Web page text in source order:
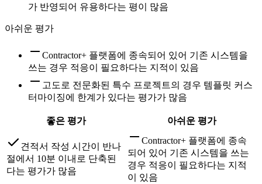
가 반영되어 유용하다는 평이 많음
아쉬운 평가
Contractor+ 플랫폼에 종속되어 있어 기존 시스템을
쓰는 경우 적응이 필요하다는 지적이 있음
고도로 전문화된 특수 프로젝트의 경우 템플릿 커스
터마이징에 한계가 있다는 평가가 많음
좋은 평가 아쉬운 평가
견적서 작성 시간이 반나
절에서 10분 이내로 단축된
다는 평가가 많음
Contractor+ 플랫폼에 종속
되어 있어 기존 시스템을 쓰는
경우 적응이 필요하다는 지적
이 있음